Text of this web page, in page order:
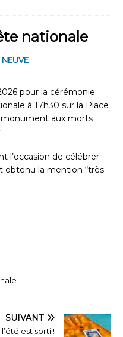
nationale
NEUVE
pour la cérémonie
à 17h30 sur la Place
aux morts
l’occasion de célébrer
obtenu la mention “très
SUIVANT
est sorti !